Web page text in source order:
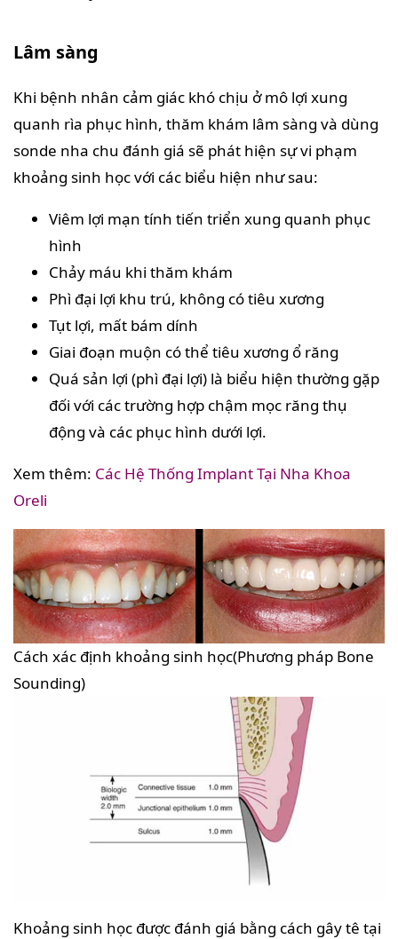
Lâm sàng
Khi bệnh nhân cảm giác khó chịu ở mô lợi xung
quanh rìa phục hình, thăm khám lâm sàng và dùng
sonde nha chu đánh giá sẽ phát hiện sự vi phạm
khoảng sinh học với các biểu hiện như sau:
Viêm lợi mạn tính tiến triển xung quanh phục
hình
Chảy máu khi thăm khám
Phì đại lợi khu trú, không có tiêu xương
Tụt lợi, mất bám dính
Giai đoạn muộn có thể tiêu xương ổ răng
Quá sản lợi (phì đại lợi) là biểu hiện thường gặp
đối với các trường hợp chậm mọc răng thụ
động và các phục hình dưới lợi.
Xem thêm: Các Hệ Thống Implant Tại Nha Khoa
Oreli
Cách xác định khoảng sinh học(Phương pháp Bone
Sounding)
Khoảng sinh học được đánh giá bằng cách gây tê tại